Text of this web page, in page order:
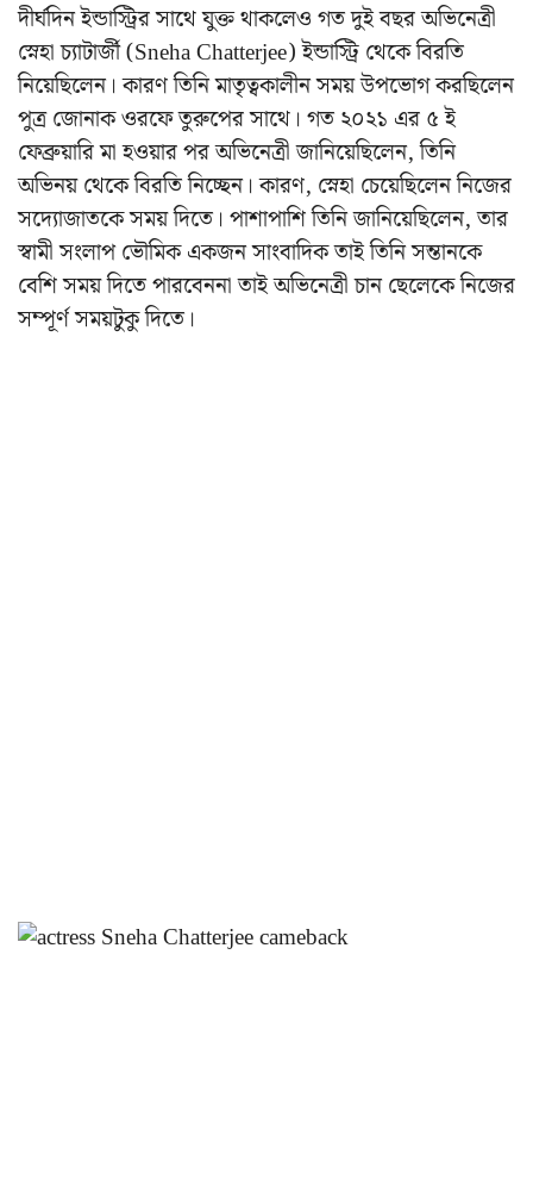
দীর্ঘদিন ইন্ডাস্ট্রির সাথে যুক্ত থাকলেও গত দুই বছর অভিনেত্রী
স্নেহা চ্যাটার্জী (Sneha Chatterjee) ইন্ডাস্ট্রি থেকে বিরতি
নিয়েছিলেন। কারণ তিনি মাতৃত্বকালীন সময় উপভোগ করছিলেন
পুত্র জোনাক ওরফে তুরুপের সাথে। গত ২০২১ এর ৫ ই
ফেব্রুয়ারি মা হওয়ার পর অভিনেত্রী জানিয়েছিলেন, তিনি
অভিনয় থেকে বিরতি নিচ্ছেন। কারণ, স্নেহা চেয়েছিলেন নিজের
সদ্যোজাতকে সময় দিতে। পাশাপাশি তিনি জানিয়েছিলেন, তার
স্বামী সংলাপ ভৌমিক একজন সাংবাদিক তাই তিনি সন্তানকে
বেশি সময় দিতে পারবেননা তাই অভিনেত্রী চান ছেলেকে নিজের
সম্পূর্ণ সময়টুকু দিতে।